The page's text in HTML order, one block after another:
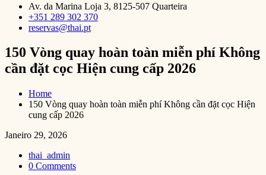
Av. da Marina Loja 3, 8125-507 Quarteira
+351 289 302 370
reservas@thai.pt
150 Vòng quay hoàn toàn miễn phí Không
cần đặt cọc Hiện cung cấp 2026
Home
150 Vòng quay hoàn toàn miễn phí Không cần đặt cọc Hiện
cung cấp 2026
Janeiro 29, 2026
thai_admin
0 Comments